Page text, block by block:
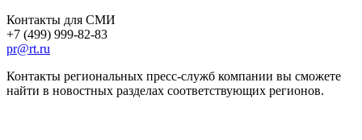
Контакты для СМИ
+7 (499) 999-82-83
pr@rt.ru
Контакты региональных пресс-служб компании вы сможете
найти в новостных разделах соответствующих регионов.